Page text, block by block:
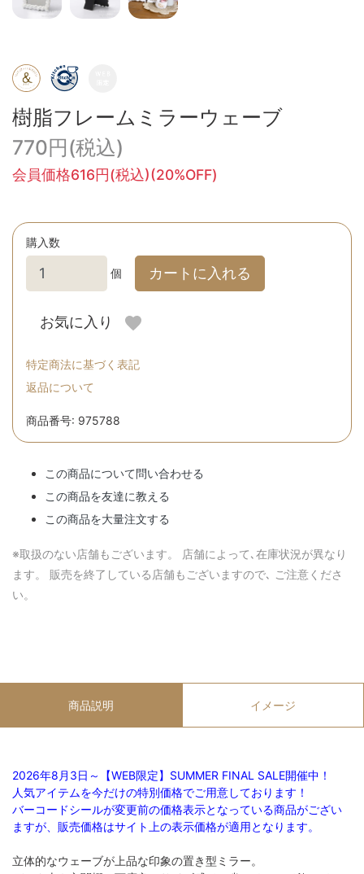
樹脂フレームミラーウェーブ
770円(税込)
会員価格616円(税込)(20%OFF)
購入数
個 カートに入れる
お気に入り
特定商法に基づく表記
返品について
商品番号: 975788
この商品について問い合わせる
この商品を友達に教える
この商品を大量注文する
※取扱のない店舗もございます。 店舗によって､在庫状況が異なり
ます。 販売を終了している店舗もございますので､ ご注意くださ
い。
商品説明 イメージ
2026年8月3日～【WEB限定】SUMMER FINAL SALE開催中！
人気アイテムを今だけの特別価格でご用意しております！
バーコードシールが変更前の価格表示となっている商品がござい
ますが、販売価格はサイト上の表示価格が適用となります。
立体的なウェーブが上品な印象の置き型ミラー。